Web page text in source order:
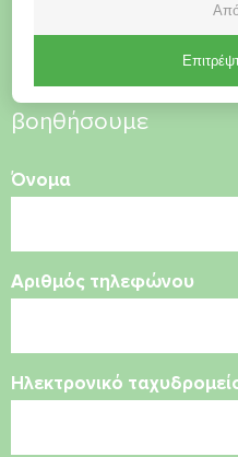
έχετε
Επικοινωνήστε
βοηθήσουμε
Όνομα
Αριθμός τηλεφώνου
Ηλεκτρονικό